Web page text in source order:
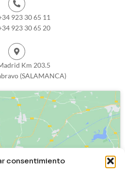
consentimiento
923 30 65 11
923 30 65 20
Km 203.5
(SALAMANCA)
aceptar cookies de